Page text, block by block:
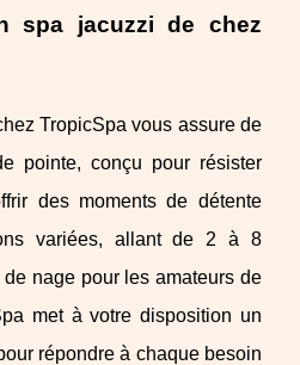
spa jacuzzi de chez
TropicSpa vous assure de
pointe, conçu pour résister
des moments de détente
variées, allant de 2 à 8
nage pour les amateurs de
met à votre disposition un
répondre à chaque besoin